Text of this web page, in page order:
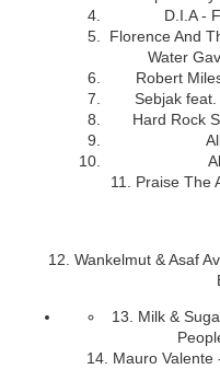
D.I.A -
Florence And
Water
Robert
Sebjak
Hard Rock
11. Praise The
12. Wankelmut & Asaf
13. Milk &
14. Mauro Valente